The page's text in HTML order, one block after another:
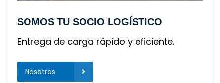
SOMOS TU SOCIO LOGÍSTICO
Entrega de carga rápido y eficiente.
Nosotros